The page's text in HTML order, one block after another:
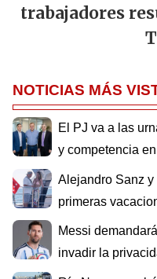
trabajadores
NOTICIAS MÁS
El PJ va a las
y competencia
Alejandro Sanz
primeras
Messi
invadir la